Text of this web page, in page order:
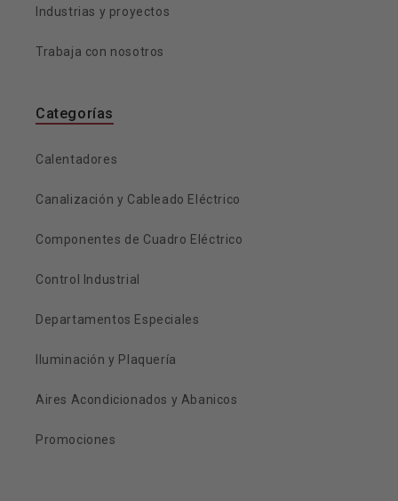
Industrias y proyectos
Trabaja con nosotros
Categorías
Calentadores
Canalización y Cableado Eléctrico
Componentes de Cuadro Eléctrico
Control Industrial
Departamentos Especiales
Iluminación y Plaquería
Aires Acondicionados y Abanicos
Promociones